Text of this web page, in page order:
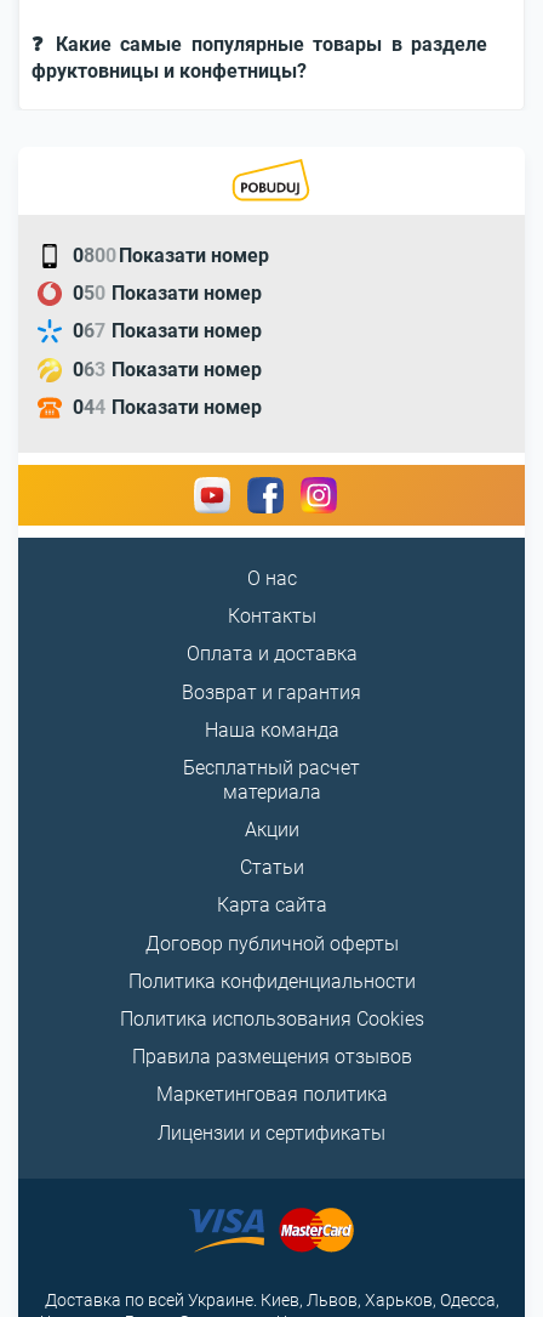
❓ Какие самые популярные товары в разделе
фруктовницы и конфетницы?
0800Показати номер
050 Показати номер
067 Показати номер
063 Показати номер
044 Показати номер
О нас
Контакты
Оплата и доставка
Возврат и гарантия
Наша команда
Бесплатный расчет
материала
Акции
Статьи
Карта сайта
Договор публичной оферты
Политика конфиденциальности
Политика использования Cookies
Правила размещения отзывов
Маркетинговая политика
Лицензии и сертификаты
Доставка по всей Украине. Киев, Львов, Харьков, Одесса,